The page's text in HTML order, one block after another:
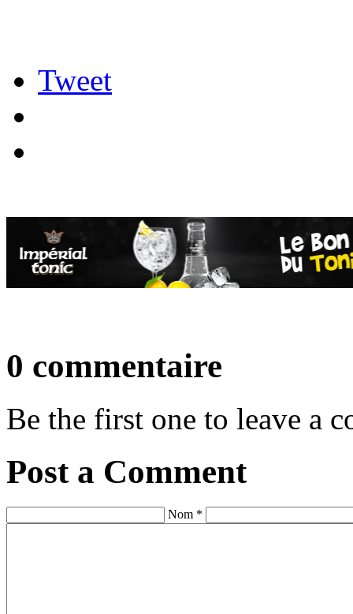
Tweet
0 commentaire
Be the first one to leave a
Post a Comment
Nom *